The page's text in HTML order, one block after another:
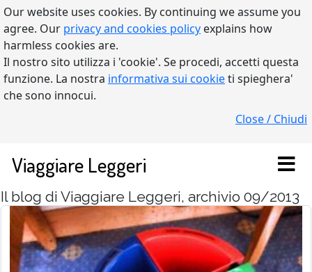
Our website uses cookies. By continuing we assume you
agree. Our privacy and cookies policy explains how
harmless cookies are.
Il nostro sito utilizza i 'cookie'. Se procedi, accetti questa
funzione. La nostra informativa sui cookieti spieghera'
che sono innocui.
Close / Chiudi
Viaggiare Leggeri
Il blog di Viaggiare Leggeri, archivio 09/2013